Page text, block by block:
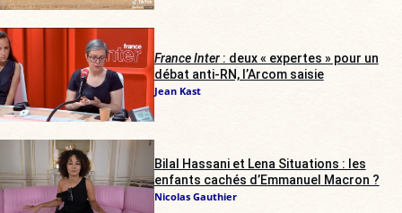
France Inter: deux « expertes » pour un
débat anti-RN, l’Arcom saisie
Jean Kast
Bilal Hassani et Lena Situations : les
enfants cachés d’Emmanuel Macron ?
Nicolas Gauthier